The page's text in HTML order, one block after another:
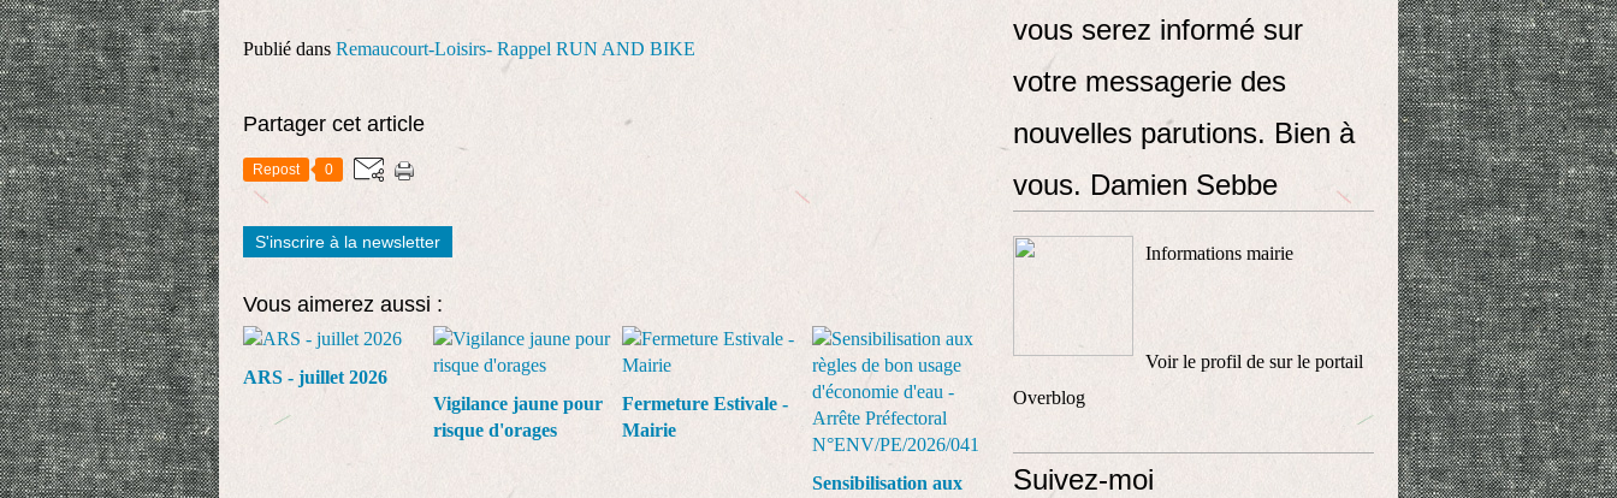
Publié dans Remaucourt-Loisirs- Rappel RUN AND BIKE
Partager cet article
Repost 0
S'inscrire à la newsletter
Vous aimerez aussi :
ARS - juillet 2026
Vigilance jaune pour
risque d'orages
Fermeture Estivale -
Mairie
Sensibilisation aux
vous serez informé sur
votre messagerie des
nouvelles parutions. Bien à
vous. Damien Sebbe
Informations mairie
Voir le profil de sur le portail
Overblog
Suivez-moi